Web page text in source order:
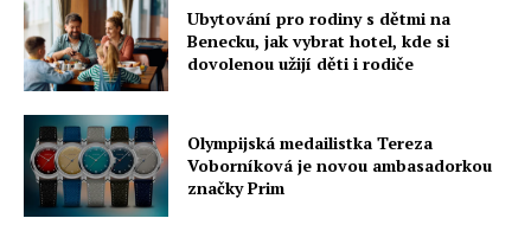
Ubytování pro rodiny s dětmi na
Benecku, jak vybrat hotel, kde si
dovolenou užijí děti i rodiče
Olympijská medailistka Tereza
Voborníková je novou ambasadorkou
značky Prim